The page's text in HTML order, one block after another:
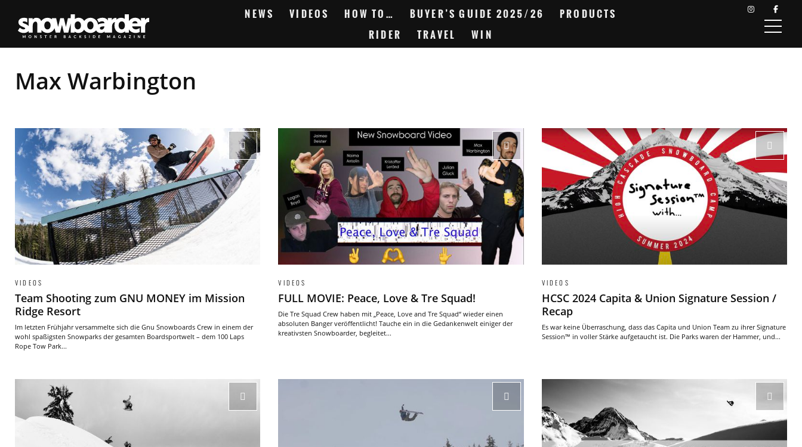
NEWS VIDEOS HOW TO… BUYER’S GUIDE 2025/26
PRODUCTS
RIDER
TRAVEL WIN
Max Warbington
VIDEOS
Team Shooting zum GNU MONEY im Mission
Ridge Resort
Im letzten Frühjahr versammelte sich die Gnu Snowboards Crew in einem der
wohl spaßigsten Snowparks der gesamten Boardsportwelt – dem 100 Laps
Rope Tow Park...
VIDEOS
FULL MOVIE: Peace, Love & Tre Squad!
Die Tre Squad Crew haben mit „Peace, Love and Tre Squad“ wieder einen
absoluten Banger veröffentlicht! Tauche ein in die Gedankenwelt einiger der
kreativsten Snowboarder, begleitet...
VIDEOS
HCSC 2024 Capita & Union Signature Session /
Recap
Es war keine Überraschung, dass das Capita und Union Team zu ihrer Signature
Session™ in voller Stärke aufgetaucht ist. Die Parks waren der Hammer, und...